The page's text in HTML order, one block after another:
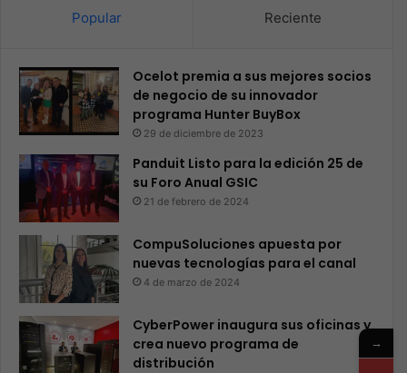
Popular Reciente
Ocelot premia a sus mejores socios
de negocio de su innovador
programa Hunter BuyBox
29 de diciembre de 2023
Panduit Listo para la edición 25 de
su Foro Anual GSIC
21 de febrero de 2024
CompuSoluciones apuesta por
nuevas tecnologías para el canal
4 de marzo de 2024
CyberPower inaugura sus oficinas y
crea nuevo programa de
distribución
→